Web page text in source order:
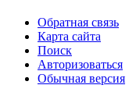
Обратная связь
Карта сайта
Поиск
Авторизоваться
Обычная версия